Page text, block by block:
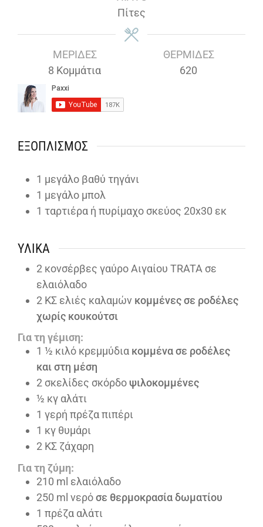
Πίτες
ΜΕΡΊΔΕΣ
8 Κομμάτια
ΘΕΡΜΊΔΕΣ
620
ΕΞΟΠΛΙΣΜΌΣ
1 μεγάλο βαθύ τηγάνι
1 μεγάλο μπολ
1 ταρτιέρα ή πυρίμαχο σκεύος 20x30 εκ
ΥΛΙΚΆ
2 κονσέρβες γαύρο Αιγαίου TRATA σε
ελαιόλαδο
2 ΚΣ ελιές καλαμών κομμένες σε ροδέλες
χωρίς κουκούτσι
Για τη γέμιση:
1 ½ κιλό κρεμμύδια κομμένα σε ροδέλες
και στη μέση
2 σκελίδες σκόρδοψιλοκομμένες
½ κγ αλάτι
1 γερή πρέζα πιπέρι
1 κγ θυμάρι
2 ΚΣ ζάχαρη
Για τη ζύμη:
210 ml ελαιόλαδο
250 ml νερόσε θερμοκρασία δωματίου
1 πρέζα αλάτι